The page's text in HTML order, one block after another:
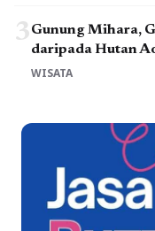
3Gunung Mihara,
daripada Hutan
WISATA